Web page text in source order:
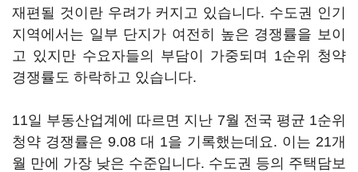
재편될 것이란 우려가 커지고 있습니다. 수도권 인기
지역에서는 일부 단지가 여전히 높은 경쟁률을 보이
고 있지만 수요자들의 부담이 가중되며 1순위 청약
경쟁률도 하락하고 있습니다.
11일 부동산업계에 따르면 지난 7월 전국 평균 1순위
청약 경쟁률은 9.08 대 1을 기록했는데요. 이는 21개
월 만에 가장 낮은 수준입니다. 수도권 등의 주택담보